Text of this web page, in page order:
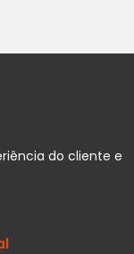
do cliente e